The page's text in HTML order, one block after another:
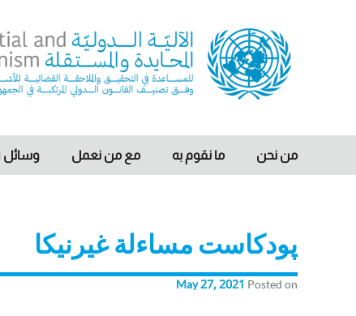
IIIM
من نحن ما نقوم به مع من نعمل وسائل
پودكاست مساءلة غیرنیكا
Posted on
May 27, 2021